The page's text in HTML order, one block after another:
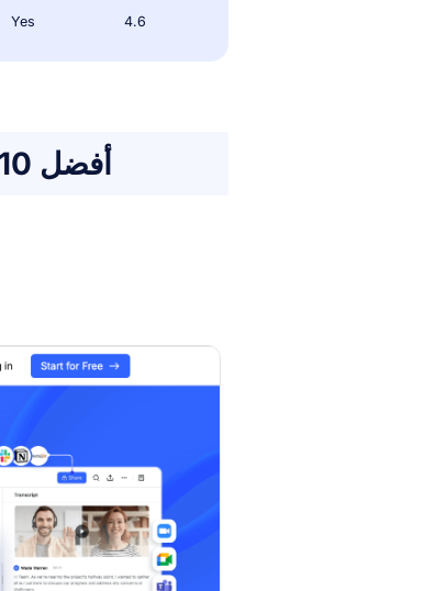
Yes 4.6
أفضل 10 تطبيقات تسجيل المحاضرات مقارنة كاملة